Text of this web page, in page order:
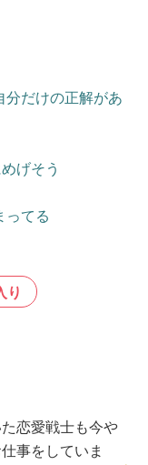
分だけの正解があ
げそう
ってる
り
恋愛戦士も今や
事をしていま